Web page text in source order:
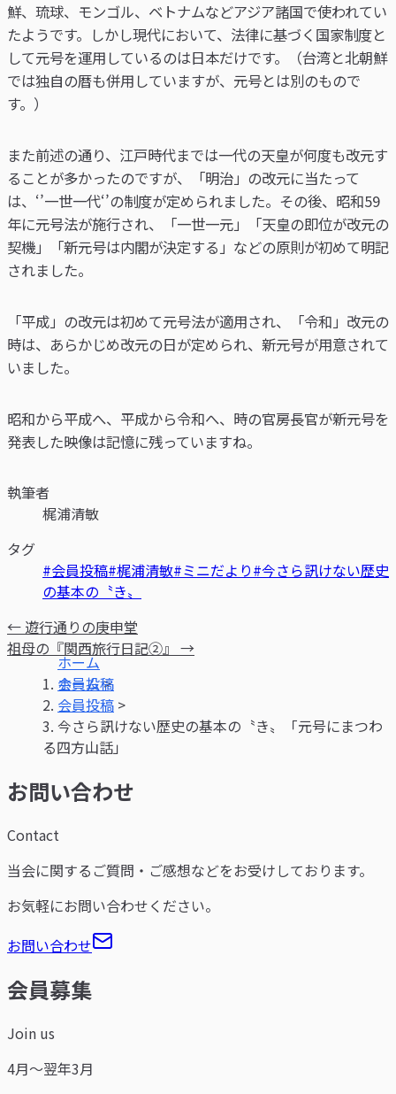
鮮、琉球、モンゴル、ベトナムなどアジア諸国で使われてい
たようです。しかし現代において、法律に基づく国家制度と
して元号を運用しているのは日本だけです。（台湾と北朝鮮
では独自の暦も併用していますが、元号とは別のもので
す。）
また前述の通り、江戸時代までは一代の天皇が何度も改元す
ることが多かったのですが、「明治」の改元に当たって
は、‘’一世一代‘’の制度が定められました。その後、昭和59
年に元号法が施行され、「一世一元」「天皇の即位が改元の
契機」「新元号は内閣が決定する」などの原則が初めて明記
されました。
「平成」の改元は初めて元号法が適用され、「令和」改元の
時は、あらかじめ改元の日が定められ、新元号が用意されて
いました。
昭和から平成へ、平成から令和へ、時の官房長官が新元号を
発表した映像は記憶に残っていますね。
執筆者
梶浦清敏
タグ
#会員投稿#梶浦清敏#ミニだより#今さら訊けない歴史
の基本の〝き〟
← 遊行通りの庚申堂
祖母の『関西旅行日記②』 →
ホーム>
会員投稿 >
今さら訊けない歴史の基本の〝き〟「元号にまつわ
る四方山話」
お問い合わせ
Contact
当会に関するご質問・ご感想などをお受けしております。
お気軽にお問い合わせください。
お問い合わせ
会員募集
Join us
4月～翌年3月